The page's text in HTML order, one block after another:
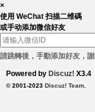
×
使用 WeChat 扫描二维碼
或手动添加微信好友
請跳轉後，手動添加好友，
Powered by Discuz! X3.4
© 2001-2023 Discuz! Team.